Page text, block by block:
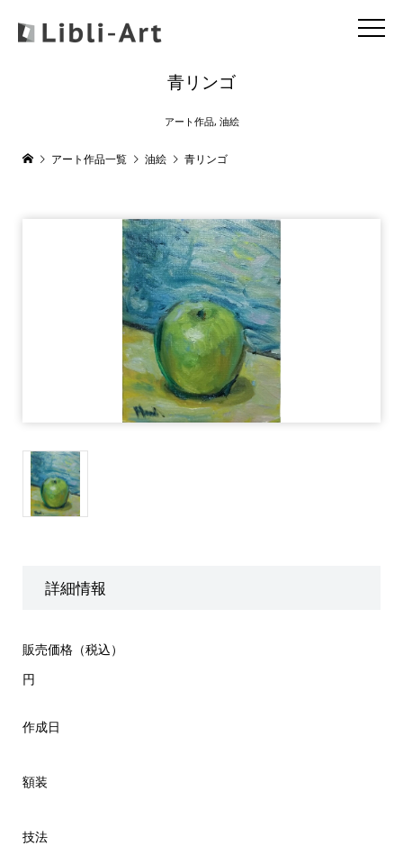
青リンゴ
アート作品, 油絵
アート作品一覧 油絵 青リンゴ
詳細情報
販売価格（税込）
円
作成日
額装
技法